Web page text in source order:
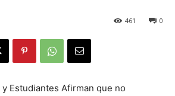
0
461
Estudiantes Afirman que no